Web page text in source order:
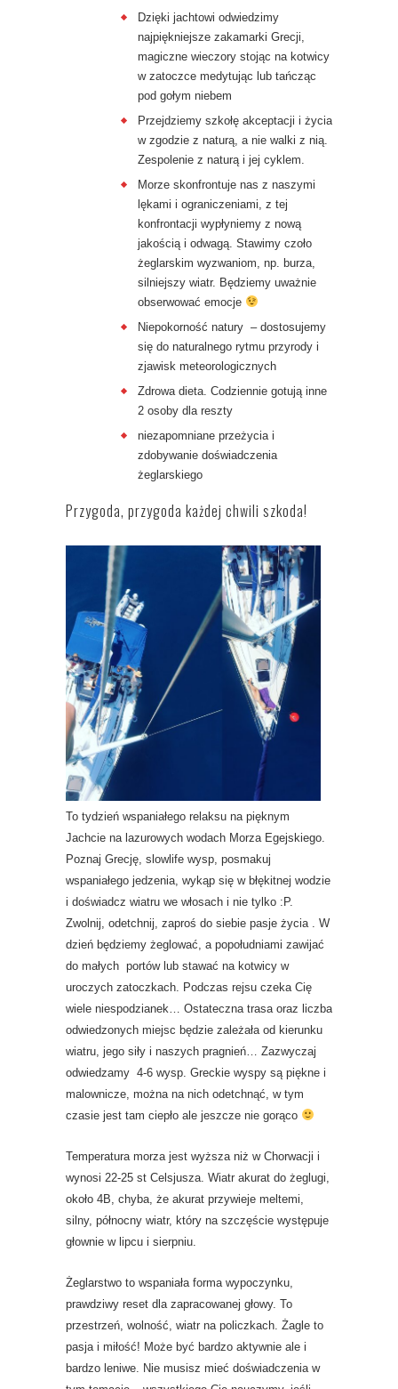
Dzięki jachtowi odwiedzimy
najpiękniejsze zakamarki Grecji,
magiczne wieczory stojąc na kotwicy
w zatoczce medytując lub tańcząc
pod gołym niebem
Przejdziemy szkołę akceptacji i życia
w zgodzie z naturą, a nie walki z nią.
Zespolenie z naturą i jej cyklem.
Morze skonfrontuje nas z naszymi
lękami i ograniczeniami, z tej
konfrontacji wypłyniemy z nową
jakością i odwagą. Stawimy czoło
żeglarskim wyzwaniom, np. burza,
silniejszy wiatr. Będziemy uważnie
obserwować emocje
Niepokorność natury – dostosujemy
się do naturalnego rytmu przyrody i
zjawisk meteorologicznych
Zdrowa dieta. Codziennie gotują inne
2 osoby dla reszty
niezapomniane przeżycia i
zdobywanie doświadczenia
żeglarskiego
Przygoda, przygoda każdej chwili szkoda!
To tydzień wspaniałego relaksu na pięknym
Jachcie na lazurowych wodach Morza Egejskiego.
Poznaj Grecję, slowlife wysp, posmakuj
wspaniałego jedzenia, wykąp się w błękitnej wodzie
i doświadcz wiatru we włosach i nie tylko :P.
Zwolnij, odetchnij, zaproś do siebie pasje życia . W
dzień będziemy żeglować, a popołudniami zawijać
do małych portów lub stawać na kotwicy w
uroczych zatoczkach. Podczas rejsu czeka Cię
wiele niespodzianek… Ostateczna trasa oraz liczba
odwiedzonych miejsc będzie zależała od kierunku
wiatru, jego siły i naszych pragnień… Zazwyczaj
odwiedzamy 4-6 wysp. Greckie wyspy są piękne i
malownicze, można na nich odetchnąć, w tym
czasie jest tam ciepło ale jeszcze nie gorąco
Temperatura morza jest wyższa niż w Chorwacji i
wynosi 22-25 st Celsjusza. Wiatr akurat do żeglugi,
około 4B, chyba, że akurat przywieje meltemi,
silny, północny wiatr, który na szczęście występuje
głownie w lipcu i sierpniu.
Żeglarstwo to wspaniała forma wypoczynku,
prawdziwy reset dla zapracowanej głowy. To
przestrzeń, wolność, wiatr na policzkach. Żagle to
pasja i miłość! Może być bardzo aktywnie ale i
bardzo leniwe. Nie musisz mieć doświadczenia w